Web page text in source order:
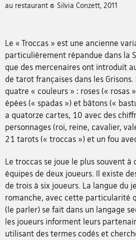
au restaurant © Silvia Conzett, 2011
Le « Troccas » est une ancienne
particulièrement répandue dans la
que des mercenaires ont introduit
de tarot françaises dans les
quatre « couleurs » : roses (« rosas
épées (« spadas ») et bâtons («
a quatorze cartes, 10 avec des
personnages (roi, reine, cavalier,
21 tarots (« troccas ») et un fou
Le troccas se joue le plus souvent à
équipes de deux joueurs. Il existe
de trois à six joueurs. La langue du
romanche, avec cette particularité
(le parler) se fait dans un langage
les joueurs informent leurs
utilisant des termes codés et